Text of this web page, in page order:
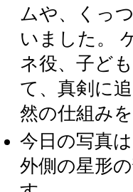
ムや、くっ
いました。
ネ役、子ど
て、真剣に
然の仕組み
今日の写真
外側の星形